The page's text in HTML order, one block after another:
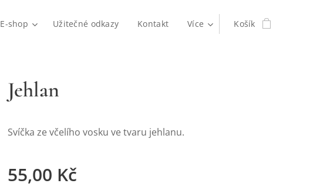
E-shop Užitečné odkazy Kontakt Více Košík
Jehlan
Svíčka ze včelího vosku ve tvaru jehlanu.
55,00 Kč